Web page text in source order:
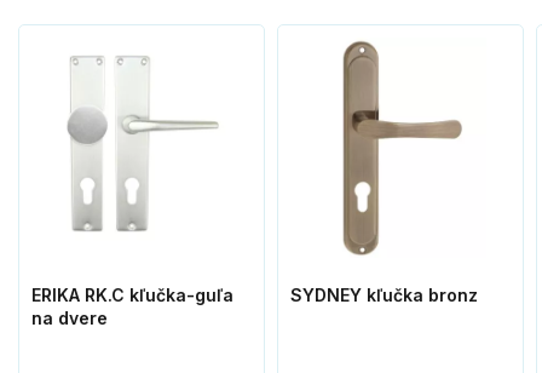
ERIKA RK.C kľučka-guľa
na dvere
SYDNEY kľučka bronz